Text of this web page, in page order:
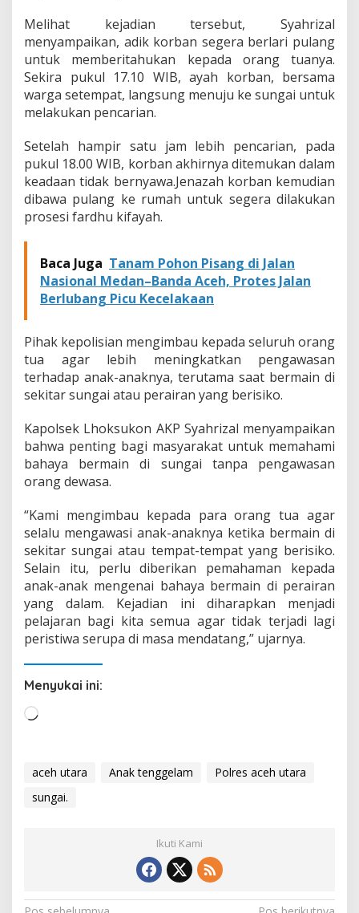
Melihat kejadian tersebut, Syahrizal
menyampaikan, adik korban segera berlari pulang
untuk memberitahukan kepada orang tuanya.
Sekira pukul 17.10 WIB, ayah korban, bersama
warga setempat, langsung menuju ke sungai untuk
melakukan pencarian.
Setelah hampir satu jam lebih pencarian, pada
pukul 18.00 WIB, korban akhirnya ditemukan dalam
keadaan tidak bernyawa.Jenazah korban kemudian
dibawa pulang ke rumah untuk segera dilakukan
prosesi fardhu kifayah.
Baca Juga Tanam Pohon Pisang di Jalan
Nasional Medan–Banda Aceh, Protes Jalan
Berlubang Picu Kecelakaan
Pihak kepolisian mengimbau kepada seluruh orang
tua agar lebih meningkatkan pengawasan
terhadap anak-anaknya, terutama saat bermain di
sekitar sungai atau perairan yang berisiko.
Kapolsek Lhoksukon AKP Syahrizal menyampaikan
bahwa penting bagi masyarakat untuk memahami
bahaya bermain di sungai tanpa pengawasan
orang dewasa.
“Kami mengimbau kepada para orang tua agar
selalu mengawasi anak-anaknya ketika bermain di
sekitar sungai atau tempat-tempat yang berisiko.
Selain itu, perlu diberikan pemahaman kepada
anak-anak mengenai bahaya bermain di perairan
yang dalam. Kejadian ini diharapkan menjadi
pelajaran bagi kita semua agar tidak terjadi lagi
peristiwa serupa di masa mendatang,” ujarnya.
Menyukai ini:
u
t
aceh utara Anak tenggelam
Polres aceh utara
sungai.
Ikuti Kami